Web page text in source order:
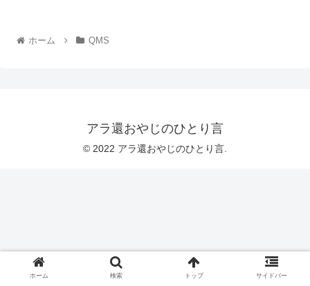
ホーム QMS
アラ還おやじのひとり言
© 2022 アラ還おやじのひとり言.
ホーム 検索 トップ サイドバー